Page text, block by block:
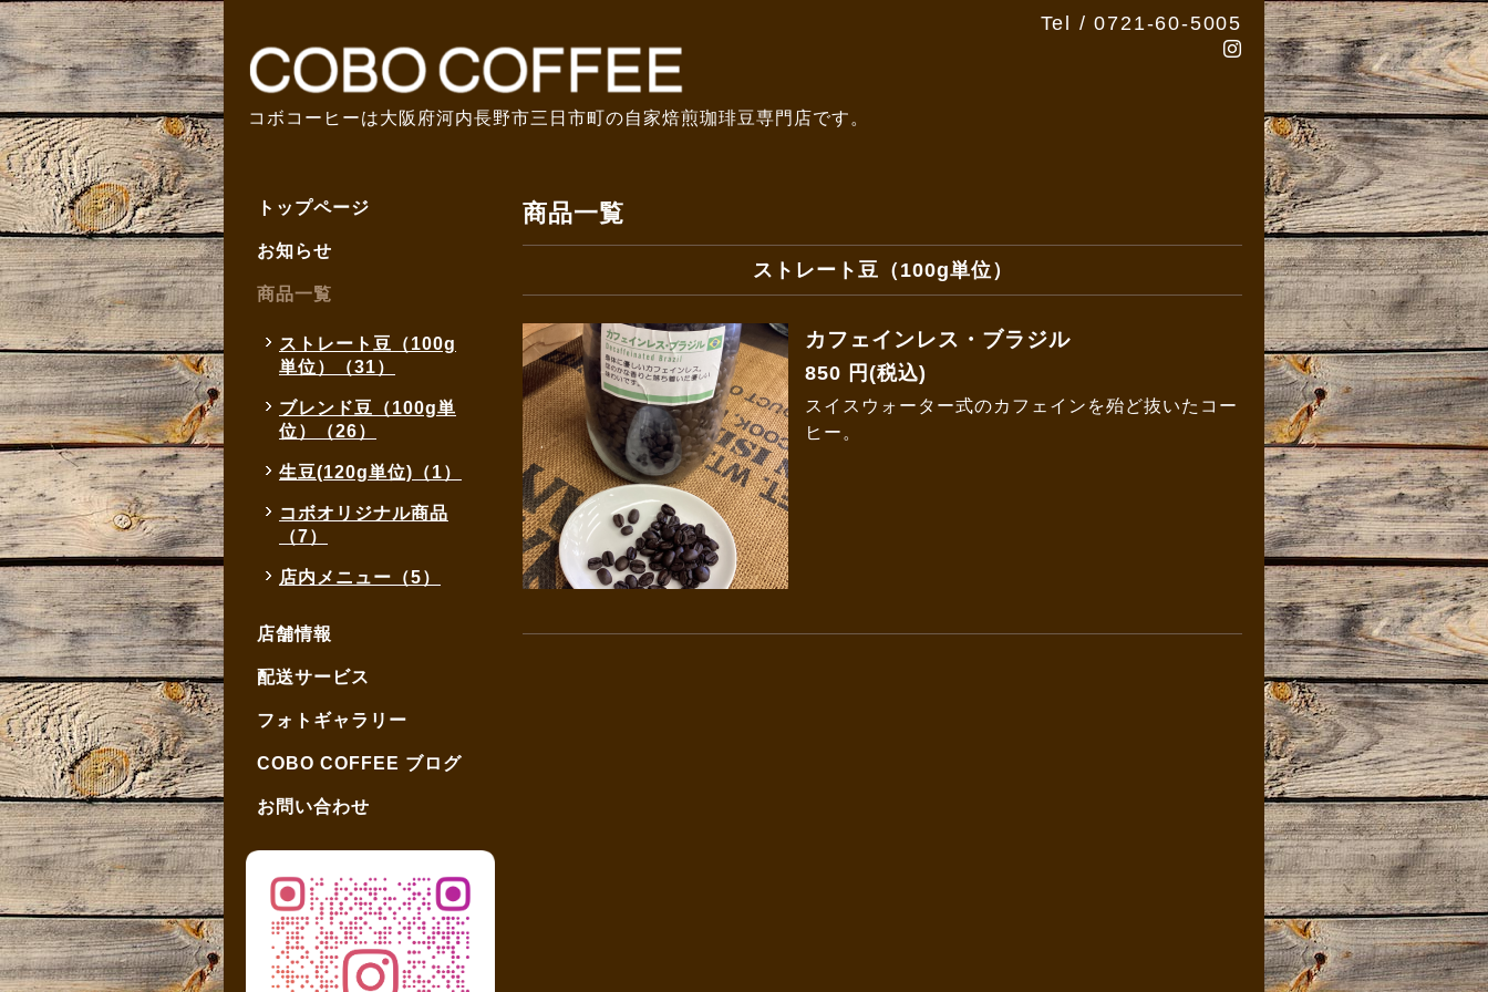
Tel / 0721-60-5005
コボコーヒーは大阪府河内長野市三日市町の自家焙煎珈琲豆専門店です。
商品一覧
ストレート豆（100g単位）
カフェインレス・ブラジル
850 円(税込)
スイスウォーター式のカフェインを殆ど抜いたコー
ヒー。
トップページ
お知らせ
商品一覧
ストレート豆（100g
単位）（31）
ブレンド豆（100g単
位）（26）
生豆(120g単位)（1）
コボオリジナル商品
（7）
店内メニュー（5）
店舗情報
配送サービス
フォトギャラリー
COBO COFFEE ブログ
お問い合わせ